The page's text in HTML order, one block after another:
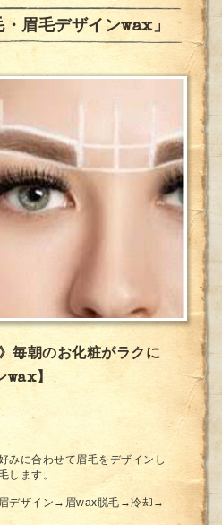
眉毛デザインwax」
毎朝のお化粧がラクに
wax】
みに合わせて眉毛をデザインし
します。
デザイン→眉wax脱毛→冷却→